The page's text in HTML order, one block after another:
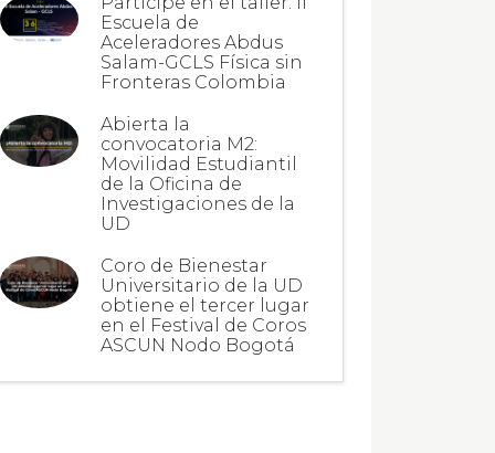
Escuela de
Aceleradores Abdus
Salam-GCLS Física sin
Fronteras Colombia
Abierta la
convocatoria M2:
Movilidad Estudiantil
de la Oficina de
Investigaciones de la
UD
Coro de Bienestar
Universitario de la UD
obtiene el tercer lugar
en el Festival de Coros
ASCUN Nodo Bogotá